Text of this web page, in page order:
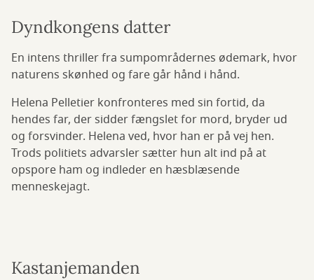
Dyndkongens datter
En intens thriller fra sumpområdernes ødemark, hvor
naturens skønhed og fare går hånd i hånd.
Helena Pelletier konfronteres med sin fortid, da
hendes far, der sidder fængslet for mord, bryder ud
og forsvinder. Helena ved, hvor han er på vej hen.
Trods politiets advarsler sætter hun alt ind på at
opspore ham og indleder en hæsblæsende
menneskejagt.
Kastanjemanden